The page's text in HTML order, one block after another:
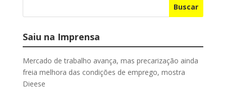
Buscar
Saiu na Imprensa
Mercado de trabalho avança, mas precarização ainda
freia melhora das condições de emprego, mostra
Dieese